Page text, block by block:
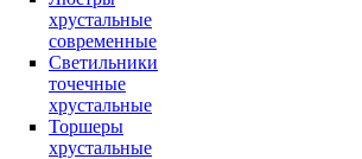
хрустальные
современные
Светильники
точечные
хрустальные
Торшеры
хрустальные